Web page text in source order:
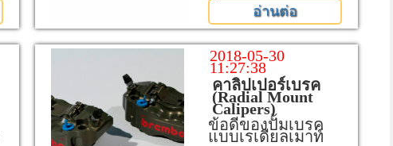
อ่านต่อ
2018-05-30
11:27:38
คาลิปเปอร์เบรค
(Radial Mount
Calipers)
ข้อดีของปั้มเบรค
แบบเรเดียลเมาท์